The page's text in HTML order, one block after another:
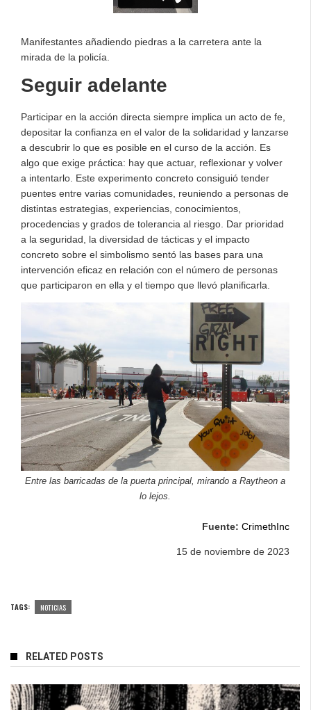
Manifestantes añadiendo piedras a la carretera ante la
mirada de la policía.
Seguir adelante
Participar en la acción directa siempre implica un acto de fe,
depositar la confianza en el valor de la solidaridad y lanzarse
a descubrir lo que es posible en el curso de la acción. Es
algo que exige práctica: hay que actuar, reflexionar y volver
a intentarlo. Este experimento concreto consiguió tender
puentes entre varias comunidades, reuniendo a personas de
distintas estrategias, experiencias, conocimientos,
procedencias y grados de tolerancia al riesgo. Dar prioridad
a la seguridad, la diversidad de tácticas y el impacto
concreto sobre el simbolismo sentó las bases para una
intervención eficaz en relación con el número de personas
que participaron en ella y el tiempo que llevó planificarla.
Entre las barricadas de la puerta principal, mirando a Raytheon a
lo lejos.
Fuente: CrimethInc
15 de noviembre de 2023
TAGS: NOTICIAS
RELATED POSTS